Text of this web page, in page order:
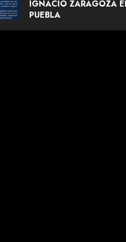
IGNACIO ZARAGOZA
PUEBLA
AGOSTO 5, 2026 0